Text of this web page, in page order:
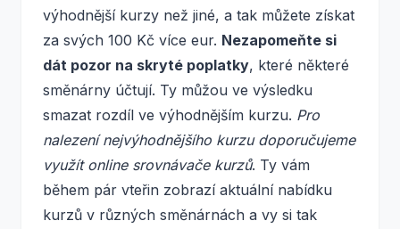
výhodnější kurzy než jiné, a tak můžete získat
za svých 100 Kč více eur. Nezapomeňte si
dát pozor na skryté poplatky, které některé
směnárny účtují. Ty můžou ve výsledku
smazat rozdíl ve výhodnějším kurzu. Pro
nalezení nejvýhodnějšího kurzu doporučujeme
využít online srovnávače kurzů. Ty vám
během pár vteřin zobrazí aktuální nabídku
kurzů v různých směnárnách a vy si tak